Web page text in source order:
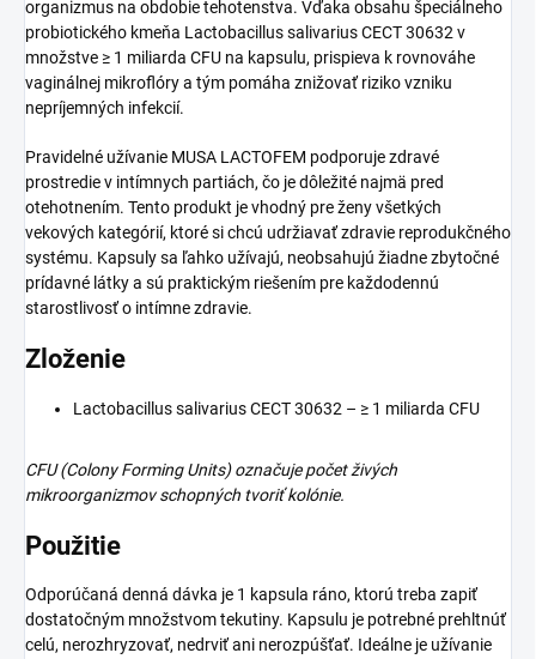
organizmus na obdobie tehotenstva. Vďaka obsahu špeciálneho
probiotického kmeňa Lactobacillus salivarius CECT 30632 v
množstve ≥ 1 miliarda CFU na kapsulu, prispieva k rovnováhe
vaginálnej mikroflóry a tým pomáha znižovať riziko vzniku
nepríjemných infekcií.
Pravidelné užívanie MUSA LACTOFEM podporuje zdravé
prostredie v intímnych partiách, čo je dôležité najmä pred
otehotnením. Tento produkt je vhodný pre ženy všetkých
vekových kategórií, ktoré si chcú udržiavať zdravie reprodukčného
systému. Kapsuly sa ľahko užívajú, neobsahujú žiadne zbytočné
prídavné látky a sú praktickým riešením pre každodennú
starostlivosť o intímne zdravie.
Zloženie
Lactobacillus salivarius CECT 30632 – ≥ 1 miliarda CFU
CFU (Colony Forming Units) označuje počet živých
mikroorganizmov schopných tvoriť kolónie.
Použitie
Odporúčaná denná dávka je 1 kapsula ráno, ktorú treba zapiť
dostatočným množstvom tekutiny. Kapsulu je potrebné prehltnúť
celú, nerozhryzovať, nedrviť ani nerozpúšťať. Ideálne je užívanie